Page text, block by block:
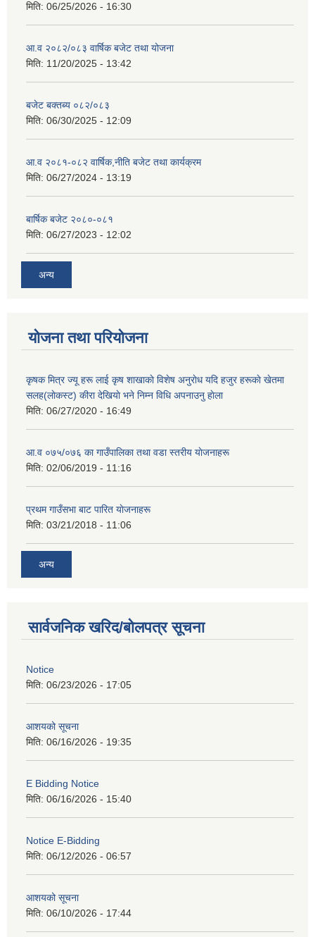
मिति: 06/25/2026 - 16:30
आ.व २०८२/०८३ वार्षिक बजेट तथा योजना
मिति: 11/20/2025 - 13:42
बजेट बक्तब्य ०८२/०८३
मिति: 06/30/2025 - 12:09
आ.व २०८१-०८२ वार्षिक,नीति बजेट तथा कार्यक्रम
मिति: 06/27/2024 - 13:19
बार्षिक बजेट २०८०-०८१
मिति: 06/27/2023 - 12:02
अन्य
योजना तथा परियोजना
कृषक मित्र ज्यू हरू लाई कृष शाखाकाे विशेष अनुराेध यदि हजुर हरूकाे खेतमा
सलह(लाेकस्ट) कीरा देखियाे भने निम्न विधि अपनाउनु हाेला
मिति: 06/27/2020 - 16:49
आ‍.व ०७५/०७६ का गाउँपालिका तथा वडा स्तरीय याेजनाहरू
मिति: 02/06/2019 - 11:16
प्रथम गाउँसभा बाट पारित याेजनाहरू
मिति: 03/21/2018 - 11:06
अन्य
सार्वजनिक खरिद/बोलपत्र सूचना
Notice
मिति: 06/23/2026 - 17:05
आशयको सूचना
मिति: 06/16/2026 - 19:35
E Bidding Notice
मिति: 06/16/2026 - 15:40
Notice E-Bidding
मिति: 06/12/2026 - 06:57
आशयको सूचना
मिति: 06/10/2026 - 17:44